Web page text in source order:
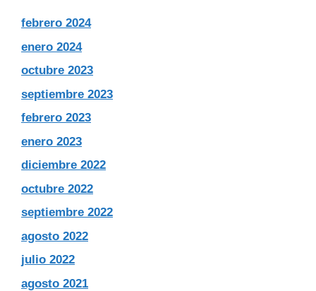
febrero 2024
enero 2024
octubre 2023
septiembre 2023
febrero 2023
enero 2023
diciembre 2022
octubre 2022
septiembre 2022
agosto 2022
julio 2022
agosto 2021